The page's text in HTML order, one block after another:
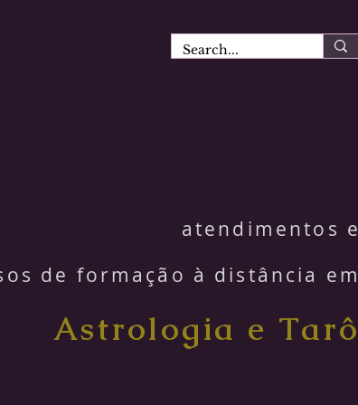
atendimentos e
de formação à distância em
Astrologia e Tarô